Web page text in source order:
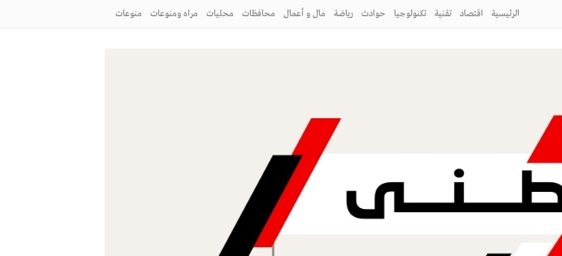
الرئيسية اقتصاد تقنية تكنولوجيا حوادث رياضة مال و أعمال محافظات محليات مراه ومنوعات منوعات